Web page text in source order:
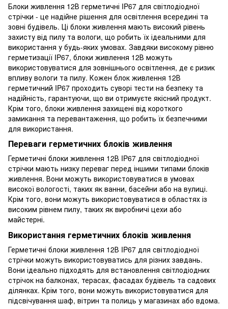
Блоки живлення 12В герметичні IP67 для світлодіодної
стрічки - це надійне рішення для освітлення всередині та
зовні будівель. Ці блоки живлення мають високий рівень
захисту від пилу та вологи, що робить їх ідеальними для
використання у будь-яких умовах. Завдяки високому рівню
герметизації IP67, блоки живлення 12В можуть
використовуватися для зовнішнього освітлення, де є ризик
впливу вологи та пилу. Кожен блок живлення 12В
герметичний IP67 проходить суворі тести на безпеку та
надійність, гарантуючи, що ви отримуєте якісний продукт.
Крім того, блоки живлення захищені від короткого
замикання та перевантаження, що робить їх безпечними
для використання.
Переваги герметичних блоків живлення
Герметичні блоки живлення 12В IP67 для світлодіодної
стрічки мають низку переваг перед іншими типами блоків
живлення. Вони можуть використовуватися в умовах
високої вологості, таких як ванни, басейни або на вулиці.
Крім того, вони можуть використовуватися в областях із
високим рівнем пилу, таких як виробничі цехи або
майстерні.
Використання герметичних блоків живлення
Герметичні блоки живлення 12В IP67 для світлодіодної
стрічки можуть використовуватись для різних завдань.
Вони ідеально підходять для встановлення світлодіодних
стрічок на балконах, терасах, фасадах будівель та садових
ділянках. Крім того, вони можуть використовуватися для
підсвічування шаф, вітрин та полиць у магазинах або вдома.